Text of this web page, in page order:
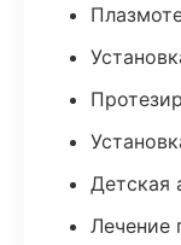
Детская
Лечение